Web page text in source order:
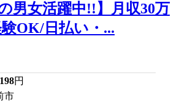
の男女活躍中!!】月収30万
OK/日払い・...
円
市